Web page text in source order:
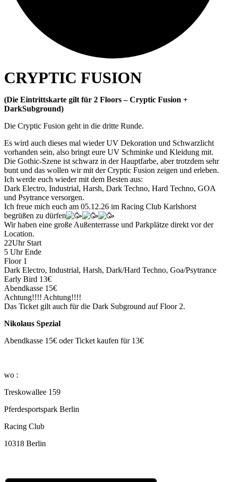
CRYPTIC FUSION
(Die Eintrittskarte gilt für 2 Floors – Cryptic Fusion +
DarkSubground)
Die Cryptic Fusion geht in die dritte Runde.
Es wird auch dieses mal wieder UV Dekoration und Schwarzlicht
vorhanden sein, also bringt eure UV Schminke und Kleidung mit.
Die Gothic-Szene ist schwarz in der Hauptfarbe, aber trotzdem sehr
bunt und das wollen wir mit der Cryptic Fusion zeigen und erleben.
Ich werde euch wieder mit dem Besten aus:
Dark Electro, Industrial, Harsh, Dark Techno, Hard Techno, GOA
und Psytrance versorgen.
Ich freue mich euch am 05.12.26 im Racing Club Karlshorst
begrüßen zu dürfen
Wir haben eine große Außenterrasse und Parkplätze direkt vor der
Location.
22Uhr Start
5 Uhr Ende
Floor 1
Dark Electro, Industrial, Harsh, Dark/Hard Techno, Goa/Psytrance
Early Bird 13€
Abendkasse 15€
Achtung!!!! Achtung!!!!
Das Ticket gilt auch für die Dark Subground auf Floor 2.
Nikolaus Spezial
Abendkasse 15€ oder Ticket kaufen für 13€
wo :
Treskowallee 159
Pferdesportspark Berlin
Racing Club
10318 Berlin